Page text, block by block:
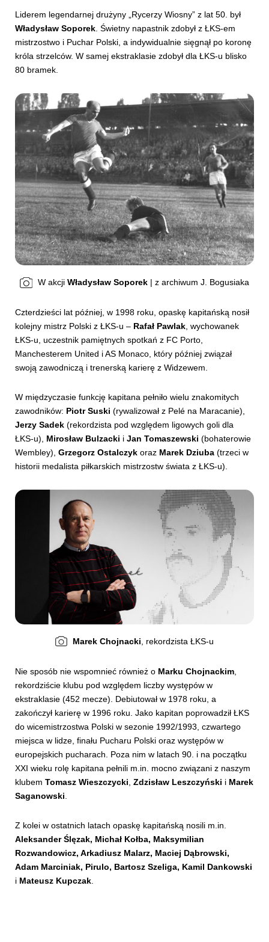
Liderem legendarnej drużyny „Rycerzy Wiosny” z lat 50. był
Władysław Soporek. Świetny napastnik zdobył z ŁKS-em
mistrzostwo i Puchar Polski, a indywidualnie sięgnął po koronę
króla strzelców. W samej ekstraklasie zdobył dla ŁKS-u blisko
80 bramek.
W akcji Władysław Soporek| z archiwum J. Bogusiaka
Czterdzieści lat później, w 1998 roku, opaskę kapitańską nosił
kolejny mistrz Polski z ŁKS-u – Rafał Pawlak , wychowanek
ŁKS-u, uczestnik pamiętnych spotkań z FC Porto,
Manchesterem United i AS Monaco, który później związał
swoją zawodniczą i trenerską karierę z Widzewem.
W międzyczasie funkcję kapitana pełniło wielu znakomitych
zawodników: Piotr Suski (rywalizował z Pelé na Maracanie),
Jerzy Sadek (rekordzista pod względem ligowych goli dla
ŁKS-u), Mirosław Bulzacki i Jan Tomaszewski (bohaterowie
Wembley), Grzegorz Ostalczyk oraz Marek Dziuba (trzeci w
historii medalista piłkarskich mistrzostw świata z ŁKS-u).
Marek Chojnacki, rekordzista ŁKS-u
Nie sposób nie wspomnieć również o Marku Chojnackim
rekordziście klubu pod względem liczby występów w
ekstraklasie (452 mecze). Debiutował w 1978 roku, a
zakończył karierę w 1996 roku. Jako kapitan poprowadził ŁKS
do wicemistrzostwa Polski w sezonie 1992/1993, czwartego
miejsca w lidze, finału Pucharu Polski oraz występów w
europejskich pucharach. Poza nim w latach 90. i na początku
XXI wieku rolę kapitana pełnili m.in. mocno związani z naszym
klubem Tomasz Wieszczycki Zdzisław Leszczyński i Marek
Saganowski
Z kolei w ostatnich latach opaskę kapitańską nosili m.in.
Aleksander Ślęzak, Michał Kołba, Maksymilian
Rozwandowicz, Arkadiusz Malarz, Maciej Dąbrowski,
Adam Marciniak, Pirulo, Bartosz Szeliga, Kamil Dankowski
i Mateusz Kupczak